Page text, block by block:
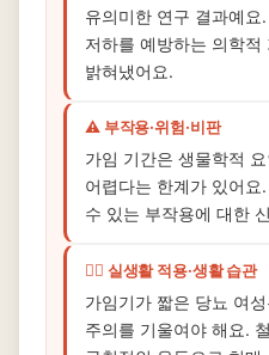
유의미한 연구 결과예
저하를 예방하는 의학적
밝혀냈어요.
⚠️ 부작용·위험·비판
가임 기간은 생물학적
어렵다는 한계가 있어
수 있는 부작용에 대한
🏃‍♀️ 실생활 적용·생활 습관
가임기가 짧은 당뇨 여
주의를 기울여야 해요.